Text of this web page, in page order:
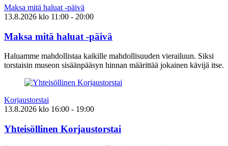
Maksa mitä haluat -päivä
13.8.2026 klo 11:00 - 20:00
Maksa mitä haluat -päivä
Haluamme mahdollistaa kaikille mahdollisuuden vierailuun. Siksi
torstaisin museon sisäänpääsyn hinnan määrittää jokainen kävijä itse.
Korjaustorstai
13.8.2026 klo 16:00 - 19:00
Yhteisöllinen Korjaustorstai